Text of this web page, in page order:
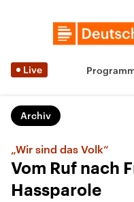
Live
Archiv
„Wir sind das Volk“
Vom Ruf nach
Hassparole